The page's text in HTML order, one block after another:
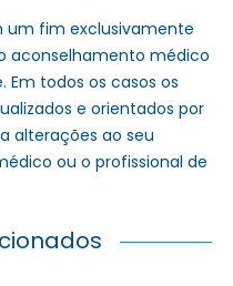
um fim exclusivamente
aconselhamento médico
Em todos os casos os
e orientados por
alterações ao seu
ou o profissional de